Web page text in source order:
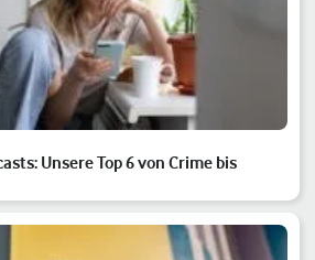
Unsere Top 6 von Crime bis